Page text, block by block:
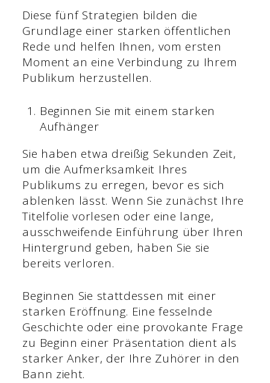
Diese fünf Strategien bilden die
Grundlage einer starken öffentlichen
Rede und helfen Ihnen, vom ersten
Moment an eine Verbindung zu Ihrem
Publikum herzustellen.
Beginnen Sie mit einem starken
Aufhänger
Sie haben etwa dreißig Sekunden Zeit,
um die Aufmerksamkeit Ihres
Publikums zu erregen, bevor es sich
ablenken lässt. Wenn Sie zunächst Ihre
Titelfolie vorlesen oder eine lange,
ausschweifende Einführung über Ihren
Hintergrund geben, haben Sie sie
bereits verloren.
Beginnen Sie stattdessen mit einer
starken Eröffnung. Eine fesselnde
Geschichte oder eine provokante Frage
zu Beginn einer Präsentation dient als
starker Anker, der Ihre Zuhörer in den
Bann zieht.